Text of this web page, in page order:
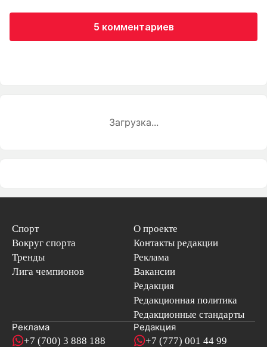
5 комментариев
Загрузка...
Спорт
Вокруг спорта
Тренды
Лига чемпионов
О проекте
Контакты редакции
Реклама
Вакансии
Редакция
Редакционная политика
Редакционные стандарты
Реклама
+7 (700) 3 888 188
Редакция
+7 (777) 001 44 99